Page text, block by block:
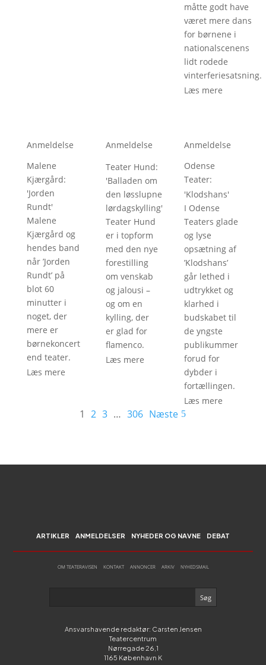
måtte godt have
været mere dans
for børnene i
nationalscenens
lidt rodede
vinterferiesatsning.
Læs mere
Anmeldelse
Malene
Kjærgård:
'Jorden
Rundt'
Malene
Kjærgård og
hendes band
når ’Jorden
Rundt’ på
blot 60
minutter i
noget, der
mere er
børnekoncert
end teater.
Læs mere
Anmeldelse
Teater Hund:
'Balladen om
den løsslupne
lørdagskylling'
Teater Hund
er i topform
med den nye
forestilling
om venskab
og jalousi –
og om en
kylling, der
er glad for
flamenco.
Læs mere
Anmeldelse
Odense
Teater:
'Klodshans'
I Odense
Teaters glade
og lyse
opsætning af
’Klodshans’
går lethed i
udtrykket og
klarhed i
budskabet til
de yngste
publikummer
forud for
dybder i
fortællingen.
Læs mere
1 2 3 … 306 Næste
ARTIKLER ANMELDELSER NYHEDER OG NAVNE DEBAT
OM TEATERAVISEN KONTAKT ANNONCER ARKIV NYHEDSMAIL
Ansvarshavende redaktør: Carsten Jensen
Teatercentrum
Nørregade 26,1
1165 København K